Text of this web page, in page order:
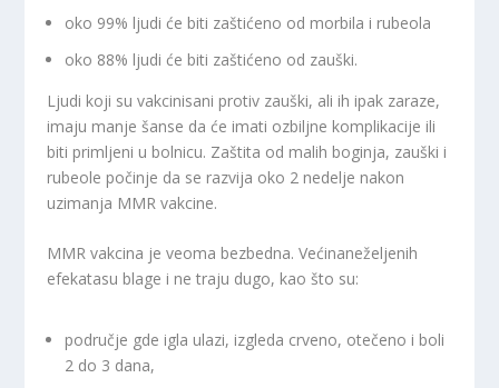
oko 99% ljudi će biti zaštićeno od morbila i rubeola
oko 88% ljudi će biti zaštićeno od zauški.
Ljudi koji su vakcinisani protiv zauški, ali ih ipak zaraze,
imaju manje šanse da će imati ozbiljne komplikacije ili
biti primljeni u bolnicu. Zaštita od malih boginja, zauški i
rubeole počinje da se razvija oko 2 nedelje nakon
uzimanja MMR vakcine.
MMR vakcina je veoma bezbedna. Većinaneželjenih
efekatasu blage i ne traju dugo, kao što su:
područje gde igla ulazi, izgleda crveno, otečeno i boli
2 do 3 dana,